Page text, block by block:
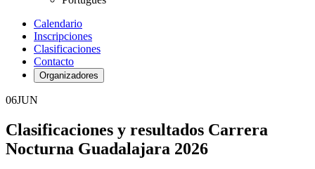
Calendario
Inscripciones
Clasificaciones
Contacto
Organizadores
06JUN
Clasificaciones y resultados Carrera
Nocturna Guadalajara 2026